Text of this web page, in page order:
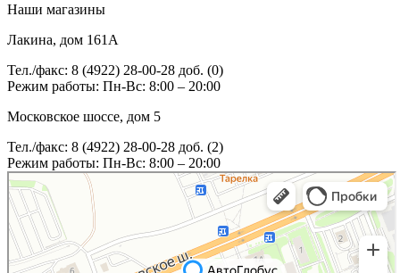
Наши магазины
Лакина, дом 161А
Тел./факс: 8 (4922) 28-00-28 доб. (0)
Режим работы: Пн-Вс: 8:00 – 20:00
Московское шоссе, дом 5
Тел./факс: 8 (4922) 28-00-28 доб. (2)
Режим работы: Пн-Вс: 8:00 – 20:00